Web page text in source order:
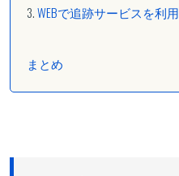
WEBで追跡サービスを利
まとめ